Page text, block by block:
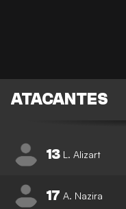
ATACANTES
13 L. Alizart
17 A. Nazira